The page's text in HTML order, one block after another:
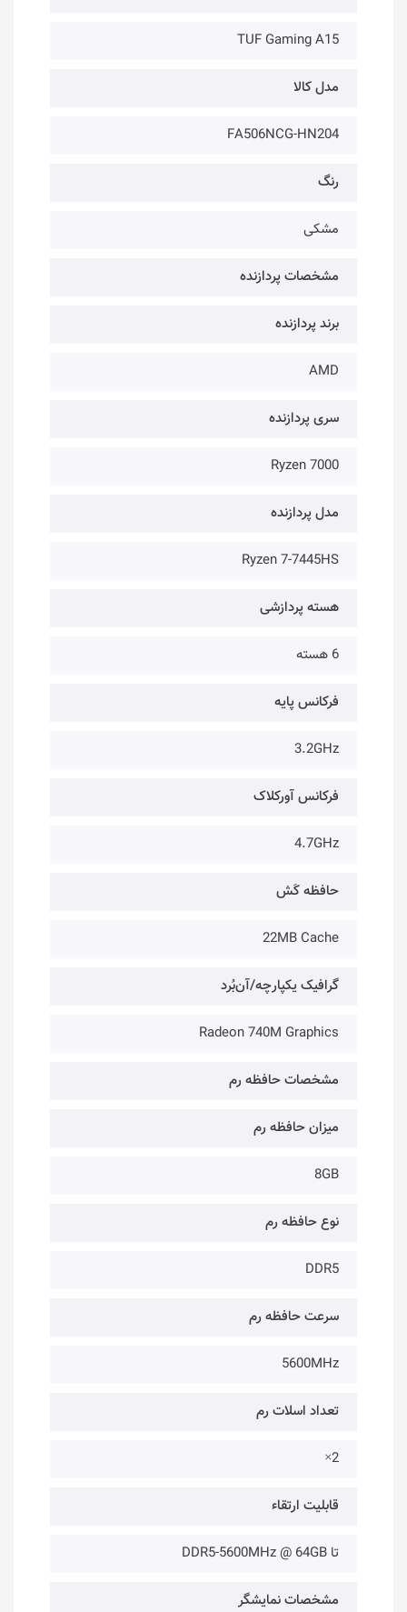
TUF Gaming A15
مدل کالا
FA506NCG-HN204
رنگ
مشکی
مشخصات پردازنده
برند پردازنده
AMD
سری پردازنده
Ryzen 7000
مدل پردازنده
Ryzen 7-7445HS
هسته پردازشی
6 هسته
فرکانس پایه
3.2GHz
فرکانس آورکلاک
4.7GHz
حافظه کَش
22MB Cache
گرافیک یکپارچه/آن‌بُرد
Radeon 740M Graphics
مشخصات حافظه رم
میزان حافظه رم
8GB
نوع حافظه رم
DDR5
سرعت حافظه رم
5600MHz
تعداد اسلات رم
2×
قابلیت ارتقاء
تا DDR5-5600MHz @ 64GB
مشخصات نمایشگر